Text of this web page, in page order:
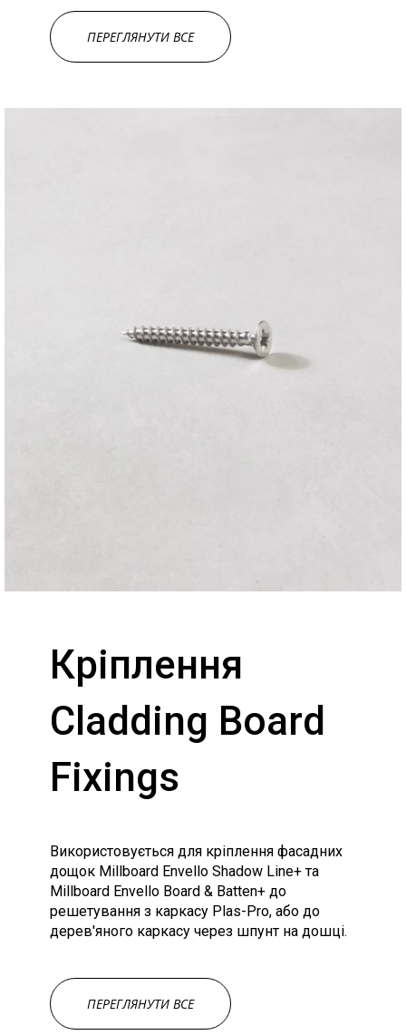
ПЕРЕГЛЯНУТИ ВСЕ
Кріплення
Cladding Board
Fixings
Використовується для кріплення фасадних
дощок Millboard Envello Shadow Line+ та
Millboard Envello Board & Batten+ до
решетування з каркасу Plas-Pro, або до
дерев'яного каркасу через шпунт на дошці.
ПЕРЕГЛЯНУТИ ВСЕ